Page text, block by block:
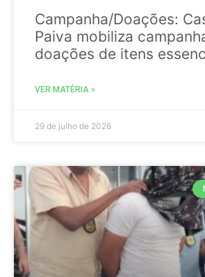
Campanha/Doações:
Paiva mobiliza
doações de itens
VER MATÉRIA »
29 de julho de 2026